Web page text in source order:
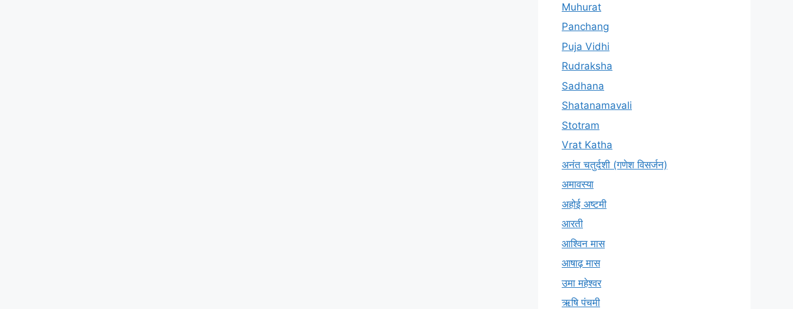
Muhurat
Panchang
Puja Vidhi
Rudraksha
Sadhana
Shatanamavali
Stotram
Vrat Katha
अनंत चतुर्दशी (गणेश विसर्जन)
अमावस्या
अहोई अष्टमी
आरती
आश्विन मास
आषाढ़ मास
उमा महेश्वर
ऋषि पंचमी